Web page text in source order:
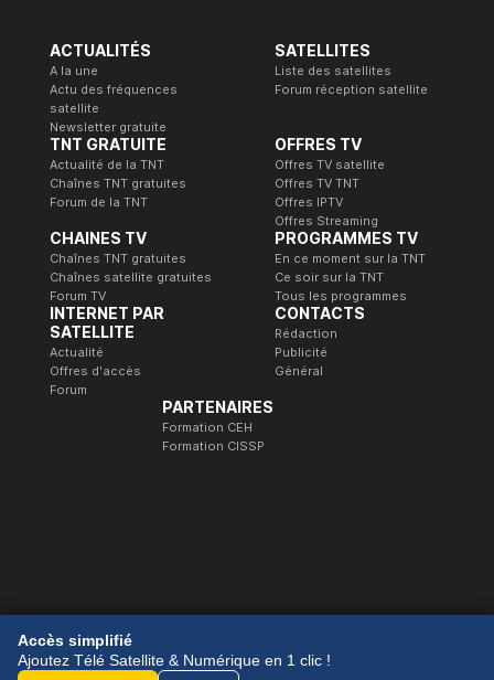
ACTUALITÉS
A la une
Actu des fréquences
satellite
Newsletter gratuite
SATELLITES
Liste des satellites
Forum réception satellite
TNT GRATUITE
Actualité de la TNT
Chaînes TNT gratuites
Forum de la TNT
OFFRES TV
Offres TV satellite
Offres TV TNT
Offres IPTV
Offres Streaming
CHAINES TV
Chaînes TNT gratuites
Chaînes satellite gratuites
Forum TV
PROGRAMMES TV
En ce moment sur la TNT
Ce soir sur la TNT
Tous les programmes
INTERNET PAR
SATELLITE
Actualité
Offres d'accès
Forum
CONTACTS
Rédaction
Publicité
Général
PARTENAIRES
Formation CEH
Formation CISSP
© 1989-2026 Télé Satellite et Numérique.
Accès simplifié
Ajoutez Télé Satellite & Numérique en 1 clic !